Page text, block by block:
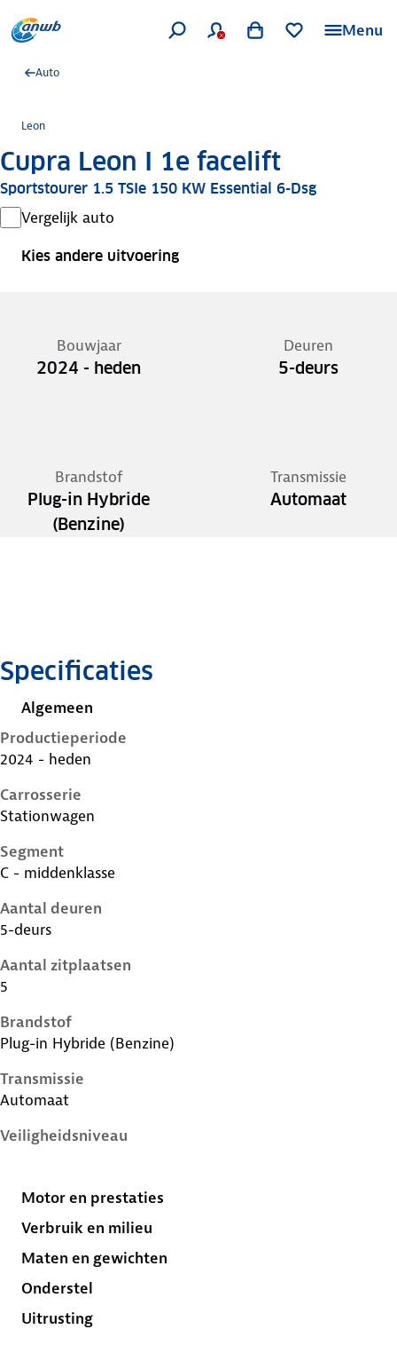
Menu
Auto
Leon
Cupra Leon I 1e facelift
Sportstourer 1.5 TSIe 150 KW Essential 6-Dsg
Vergelijk auto
Kies andere uitvoering
Bouwjaar
2024 - heden
Deuren
5-deurs
Brandstof
Plug-in Hybride
(Benzine)
Transmissie
Automaat
Specificaties
Algemeen
Productieperiode
2024 - heden
Carrosserie
Stationwagen
Segment
C - middenklasse
Aantal deuren
5-deurs
Aantal zitplaatsen
5
Brandstof
Plug-in Hybride (Benzine)
Transmissie
Automaat
Veiligheidsniveau
Motor en prestaties
Verbruik en milieu
Maten en gewichten
Onderstel
Uitrusting